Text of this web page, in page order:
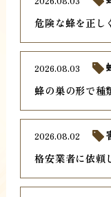
危険な蜂を正し
蜂の巣の形で種
2026.08.03
格安業者に依頼
2026.08.02